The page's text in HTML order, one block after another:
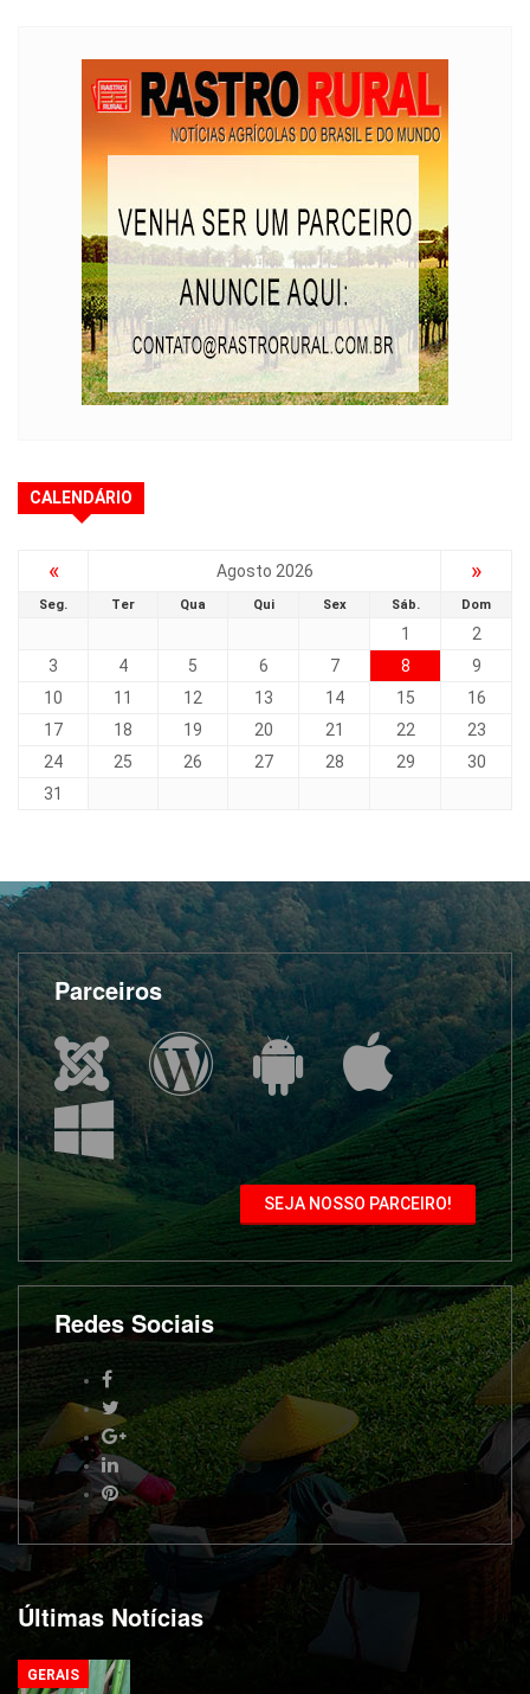
CALENDÁRIO
« Agosto 2026 »
Seg. Ter Qua Qui Sex Sáb. Dom
1
2
3
4 5 6 7 8
9
10
11 12 13 14 15
16
17
18 19 20 21 22
23
24
25 26 27 28 29
30
31
Parceiros
SEJA NOSSO PARCEIRO!
Redes Sociais
Últimas Notícias
GERAIS